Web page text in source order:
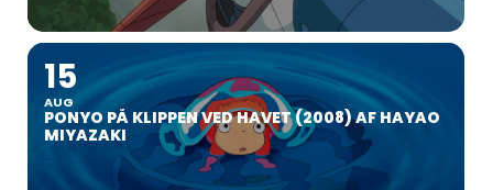
15
AUG
PONYO PÅ KLIPPEN VED HAVET (2008) AF HAYAO
MIYAZAKI